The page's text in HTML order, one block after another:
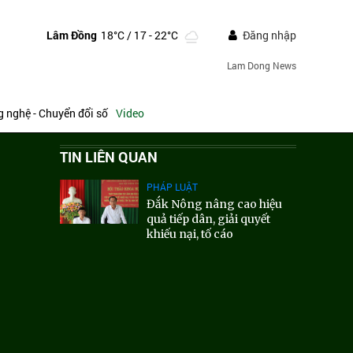
Lâm Đồng 18°C/ 17 - 22°C Đăng nhập
Lam Dong News
nghệ - Chuyển đổi số Video
TIN LIÊN QUAN
PHÁP LUẬT
Đắk Nông nâng cao hiệu
quả tiếp dân, giải quyết
khiếu nại, tố cáo